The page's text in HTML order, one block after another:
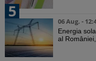
5
06 Aug. -
Energia
al României,